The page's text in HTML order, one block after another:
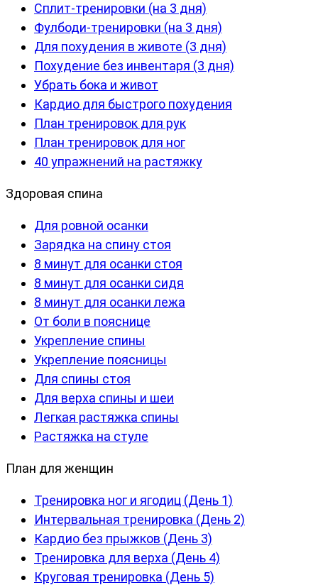
Сплит-тренировки (на 3 дня)
Фулбоди-тренировки (на 3 дня)
Для похудения в животе (3 дня)
Похудение без инвентаря (3 дня)
Убрать бока и живот
Кардио для быстрого похудения
План тренировок для рук
План тренировок для ног
40 упражнений на растяжку
Здоровая спина
Для ровной осанки
Зарядка на спину стоя
8 минут для осанки стоя
8 минут для осанки сидя
8 минут для осанки лежа
От боли в пояснице
Укрепление спины
Укрепление поясницы
Для спины стоя
Для верха спины и шеи
Легкая растяжка спины
Растяжка на стуле
План для женщин
Тренировка ног и ягодиц (День 1)
Интервальная тренировка (День 2)
Кардио без прыжков (День 3)
Тренировка для верха (День 4)
Круговая тренировка (День 5)